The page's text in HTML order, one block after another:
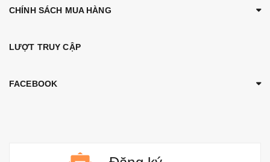
CHÍNH SÁCH MUA HÀNG
LƯỢT TRUY CẬP
FACEBOOK